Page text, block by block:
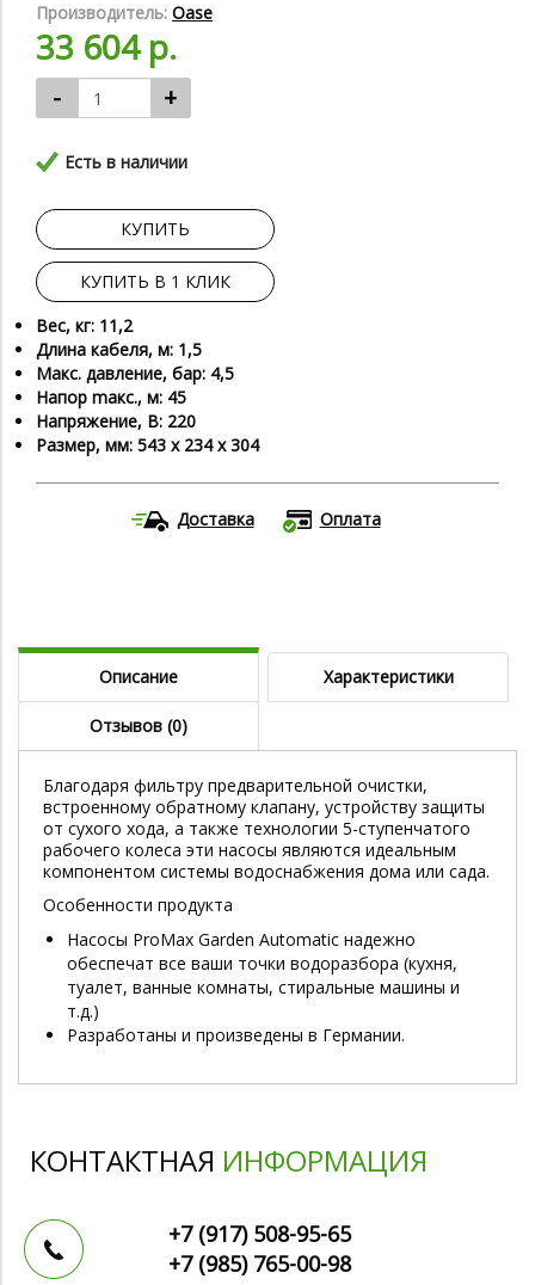
Производитель: Oase
33 604 р.
- +
Есть в наличии
КУПИТЬ
КУПИТЬ В 1 КЛИК
Вес, кг: 11,2
Длина кабеля, м: 1,5
Макс. давление, бар: 4,5
Напор maкс., м: 45
Напряжение, В: 220
Размер, мм: 543 х 234 х 304
Доставка Оплата
Описание Характеристики
Отзывов (0)
Благодаря фильтру предварительной очистки,
встроенному обратному клапану, устройству защиты
от сухого хода, а также технологии 5-ступенчатого
рабочего колеса эти насосы являются идеальным
компонентом системы водоснабжения дома или сада.
Особенности продукта
Насосы ProMax Garden Automatic надежно
обеспечат все ваши точки водоразбора (кухня,
туалет, ванные комнаты, стиральные машины и
т.д.)
Разработаны и произведены в Германии.
КОНТАКТНАЯ ИНФОРМАЦИЯ
+7 (917) 508-95-65
+7 (985) 765-00-98